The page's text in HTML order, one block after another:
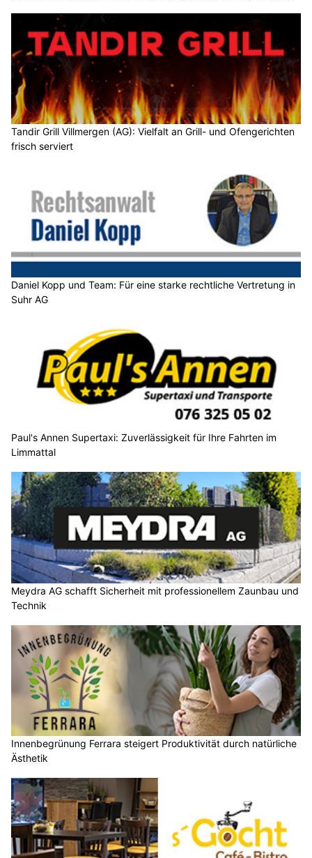
Tandir Grill Villmergen (AG): Vielfalt an Grill- und Ofengerichten
frisch serviert
Daniel Kopp und Team: Für eine starke rechtliche Vertretung in
Suhr AG
Paul's Annen Supertaxi: Zuverlässigkeit für Ihre Fahrten im
Limmattal
Meydra AG schafft Sicherheit mit professionellem Zaunbau und
Technik
Innenbegrünung Ferrara steigert Produktivität durch natürliche
Ästhetik